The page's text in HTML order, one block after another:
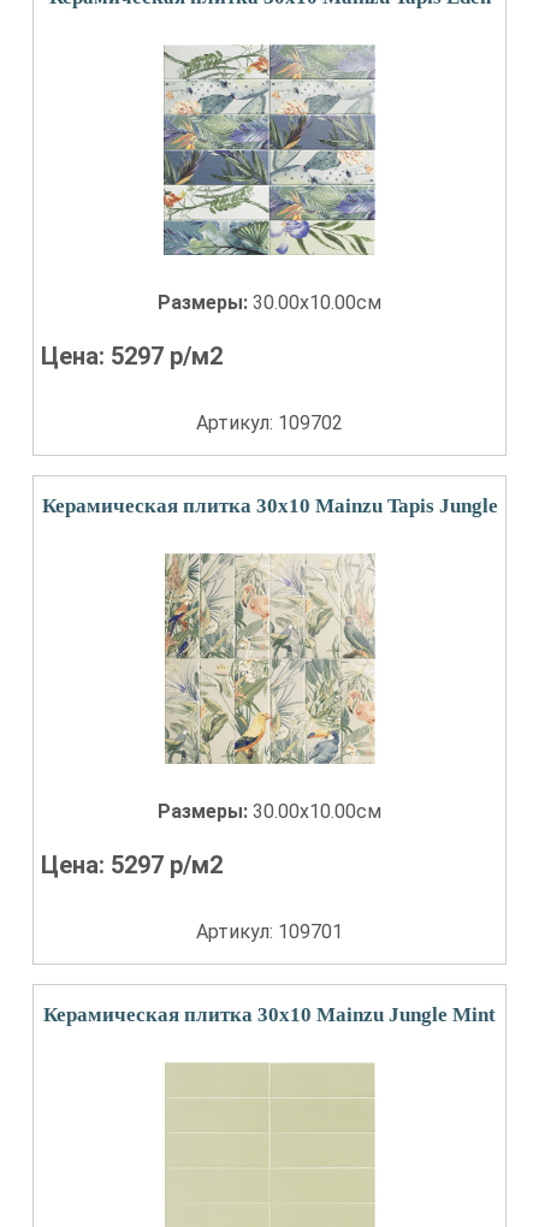
Размеры: 30.00x10.00см
Цена: 5297 р/м2
Артикул: 109702
Керамическая плитка 30x10 Mainzu Tapis Jungle
Размеры: 30.00x10.00см
Цена: 5297 р/м2
Артикул: 109701
Керамическая плитка 30x10 Mainzu Jungle Mint